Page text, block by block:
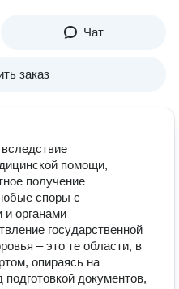
Чат
заказ
помощи,
получение
споры с
и органами
государственной
– это те области, в
опираясь на
документов,